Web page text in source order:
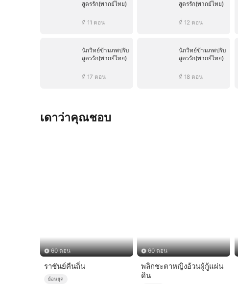
สูตรรัก(พากย์ไทย)
ที่ 11 ตอน
สูตรรัก(พากย์ไทย)
ที่ 12 ตอน
นักวิทย์ข้ามภพปรับ
สูตรรัก(พากย์ไทย)
ที่ 17 ตอน
นักวิทย์ข้ามภพปรับ
สูตรรัก(พากย์ไทย)
ที่ 18 ตอน
เดาว่าคุณชอบ
60 ตอน
ราชันย์คืนถิ่น
ย้อนยุค
60 ตอน
พลิกชะตาหญิงอ้วนผู้กู้แผ่น
ดิน